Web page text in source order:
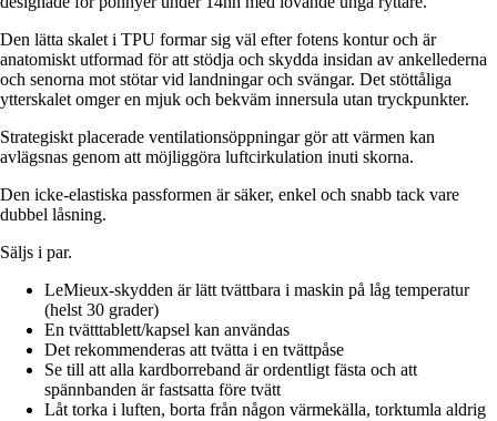
Den lätta skalet i TPU formar sig väl efter fotens kontur och är
anatomiskt utformad för att stödja och skydda insidan av ankellederna
och senorna mot stötar vid landningar och svängar. Det stöttåliga
ytterskalet omger en mjuk och bekväm innersula utan tryckpunkter.
Strategiskt placerade ventilationsöppningar gör att värmen kan
avlägsnas genom att möjliggöra luftcirkulation inuti skorna.
Den icke-elastiska passformen är säker, enkel och snabb tack vare
dubbel låsning.
Säljs i par.
LeMieux-skydden är lätt tvättbara i maskin på låg temperatur
(helst 30 grader)
En tvätttablett/kapsel kan användas
Det rekommenderas att tvätta i en tvättpåse
Se till att alla kardborreband är ordentligt fästa och att
spännbanden är fastsatta före tvätt
Låt torka i luften, borta från någon värmekälla, torktumla aldrig